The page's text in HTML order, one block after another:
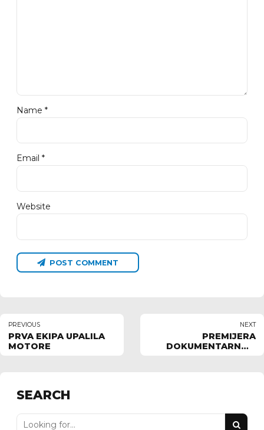
Name *
Email *
Website
POST COMMENT
PREVIOUS
PRVA EKIPA UPALILA
MOTORE
NEXT
PREMIJERA
DOKUMENTARNOG
SEARCH